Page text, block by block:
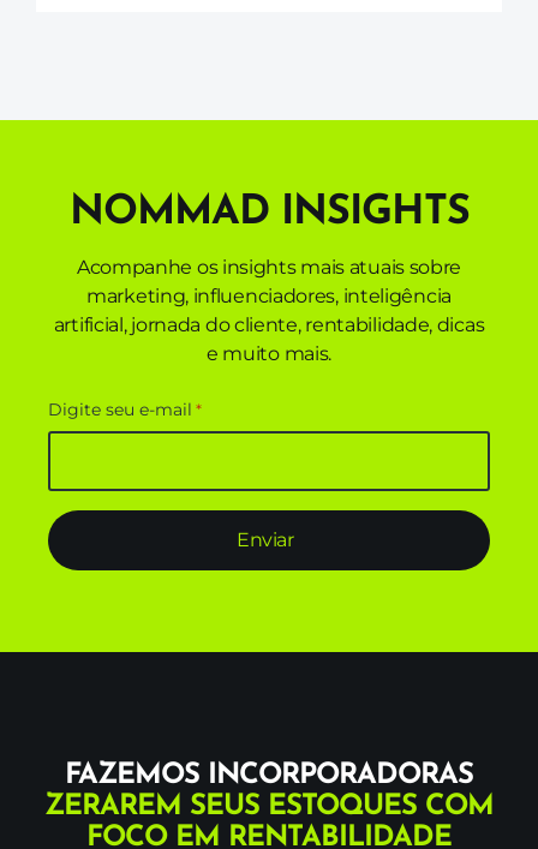
NOMMAD INSIGHTS
Acompanhe os insights mais atuais sobre
marketing, influenciadores, inteligência
artificial, jornada do cliente, rentabilidade, dicas
e muito mais.
Digite seu e-mail *
FAZEMOS INCORPORADORAS
ZERAREM SEUS ESTOQUES COM
FOCO EM RENTABILIDADE